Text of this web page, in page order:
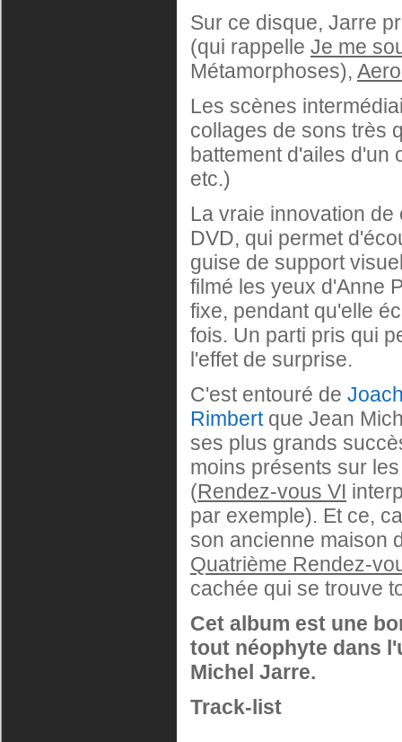
Sur ce disque, Jarre
(qui rappelle Je me
Métamorphoses),
Les scènes
collages de sons très
battement d'ailes d'un
etc.)
La vraie innovation
DVD, qui permet
guise de support
filmé les yeux d'Anne
fixe, pendant qu'elle
fois. Un parti pris qui
l'effet de surprise.
C'est entouré de
Rimbertque Jean
ses plus grands
moins présents sur
(Rendez-vous VI
par exemple). Et ce,
son ancienne maison
Quatrième Rendez-
cachée qui se trouve
Cet album est une
tout néophyte dans
Michel Jarre.
Track-list